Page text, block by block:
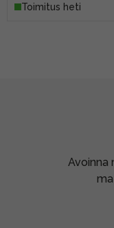
Toimitus heti
Avoinna